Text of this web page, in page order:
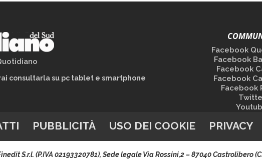
consultarla su pc tablet e smartphone
Facebook
Facebook
Facebook
Facebook
Facebook
PUBBLICITÀ USO DEI COOKIE PRIVACY
S.r.l. (P.IVA 02193320781), Sede legale Via Rossini,2 – 87040 Castrolibero